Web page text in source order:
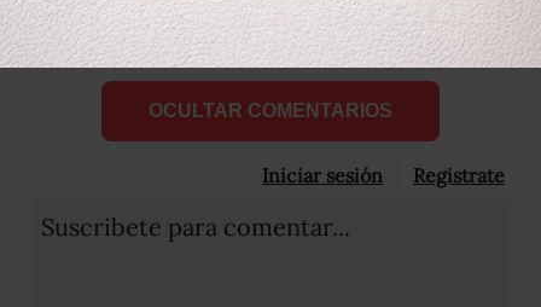
OCULTAR COMENTARIOS
Iniciar sesión Registrate
Suscribete para comentar...